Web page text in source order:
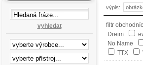
vyhledat
výpis:
filtr
Dreim
No Name
TTX